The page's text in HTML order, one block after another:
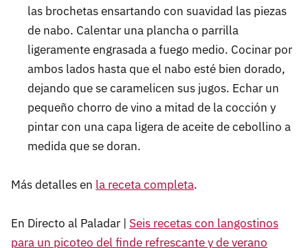
las brochetas ensartando con suavidad las piezas
de nabo. Calentar una plancha o parrilla
ligeramente engrasada a fuego medio. Cocinar por
ambos lados hasta que el nabo esté bien dorado,
dejando que se caramelicen sus jugos. Echar un
pequeño chorro de vino a mitad de la cocción y
pintar con una capa ligera de aceite de cebollino a
medida que se doran.
Más detalles en la receta completa.
En Directo al Paladar | Seis recetas con langostinos
para un picoteo del finde refrescante y de verano